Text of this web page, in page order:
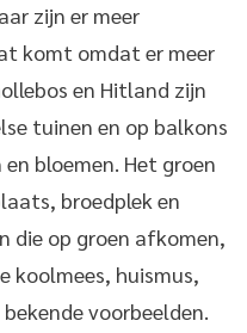
zijn er meer
komt omdat er meer
en Hitland zijn
tuinen en op balkons
bloemen. Het groen
broedplek en
die op groen afkomen,
koolmees, huismus,
voorbeelden.